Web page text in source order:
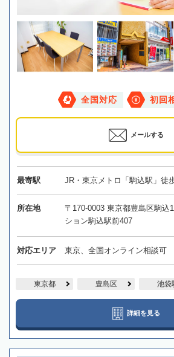
全国対応 初回
メールする
最寄駅 JR・東京メトロ「駒込駅」徒
所在地
〒170-0003 東京都豊島区駒込
ション駒込駅前407
対応エリア 東京、全国オンライン相談可
東京都 豊島区 池袋
詳細を見る